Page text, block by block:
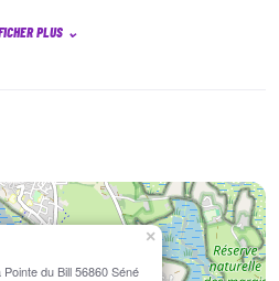
47nautik.com/files/2026-
dessous
47nautik.com/files/2026-
PLUS ⌄
du Bill 56860 Séné
×